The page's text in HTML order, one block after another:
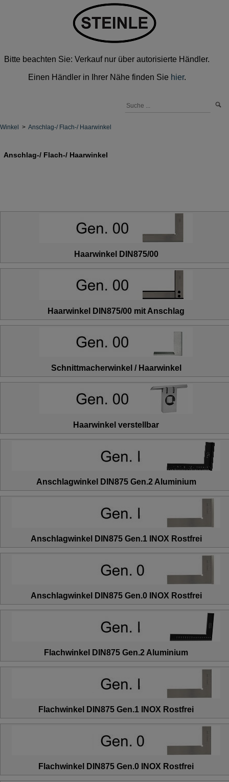
Bitte beachten Sie: Verkauf nur über autorisierte Händler.
Einen Händler in Ihrer Nähe finden Sie hier.
Winkel > Anschlag-/ Flach-/ Haarwinkel
Anschlag-/ Flach-/ Haarwinkel
Haarwinkel DIN875/00
Haarwinkel DIN875/00 mit Anschlag
Schnittmacherwinkel / Haarwinkel
Haarwinkel verstellbar
Anschlagwinkel DIN875 Gen.2 Aluminium
Anschlagwinkel DIN875 Gen.1 INOX Rostfrei
Anschlagwinkel DIN875 Gen.0 INOX Rostfrei
Flachwinkel DIN875 Gen.2 Aluminium
Flachwinkel DIN875 Gen.1 INOX Rostfrei
Flachwinkel DIN875 Gen.0 INOX Rostfrei